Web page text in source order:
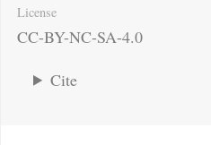
License
CC-BY-NC-SA-4.0
Cite